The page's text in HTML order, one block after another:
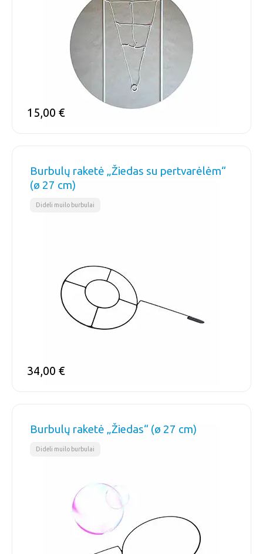
15,00 €
Burbulų raketė „Žiedas su pertvarėlėm“
(ø 27 cm)
Dideli muilo burbulai
34,00 €
Burbulų raketė „Žiedas“ (ø 27 cm)
Dideli muilo burbulai